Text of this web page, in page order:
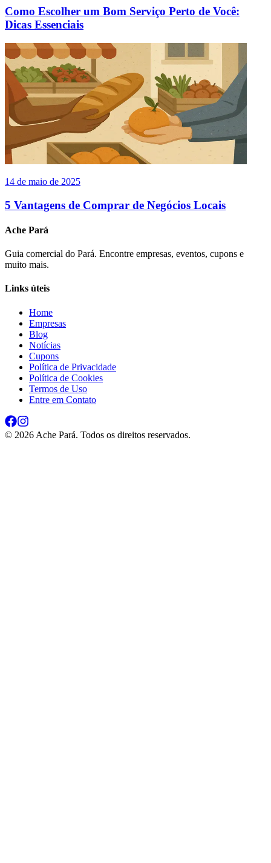
Como Escolher um Bom Serviço Perto de Você:
Dicas Essenciais
14 de maio de 2025
5 Vantagens de Comprar de Negócios Locais
Ache Pará
Guia comercial do Pará. Encontre empresas, eventos, cupons e
muito mais.
Links úteis
Home
Empresas
Blog
Notícias
Cupons
Política de Privacidade
Política de Cookies
Termos de Uso
Entre em Contato
© 2026 Ache Pará. Todos os direitos reservados.